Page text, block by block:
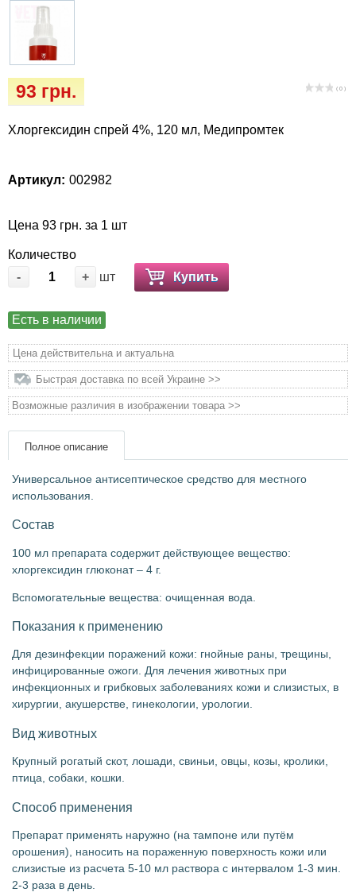
( 0 )
93 грн.
Хлоргексидин спрей 4%, 120 мл, Медипромтек
Артикул: 002982
Цена 93 грн. за 1 шт
Количество
-
+ шт Купить
Есть в наличии
Цена действительна и актуальна
Быстрая доставка по всей Украине >>
Возможные различия в изображении товара >>
Полное описание
Универсальное антисептическое средство для местного
использования.
Состав
100 мл препарата содержит действующее вещество:
хлоргексидин глюконат – 4 г.
Вспомогательные вещества: очищенная вода.
Показания к применению
Для дезинфекции поражений кожи: гнойные раны, трещины,
инфицированные ожоги. Для лечения животных при
инфекционных и грибковых заболеваниях кожи и слизистых, в
хирургии, акушерстве, гинекологии, урологии.
Вид животных
Крупный рогатый скот, лошади, свиньи, овцы, козы, кролики,
птица, собаки, кошки.
Способ применения
Препарат применять наружно (на тампоне или путём
орошения), наносить на пораженную поверхность кожи или
слизистые из расчета 5-10 мл раствора с интервалом 1-3 мин.
2-3 раза в день.
Ласощі та корма
для собак
Лежаки, домики, охлаждая коврики
Миски, автокормушки, поилки
расходные материалы
Товары для голубей
Товары для грызунов
Популярные зоотовары